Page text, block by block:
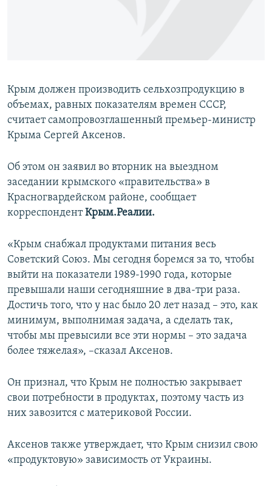
Все сайты RFE/RL
Крым должен производить сельхозпродукцию в
объемах, равных показателям времен СССР,
считает самопровозглашенный премьер-министр
Крыма Сергей Аксенов.
Об этом он заявил во вторник на выездном
заседании крымского «правительства» в
Красногвардейском районе, сообщает
корреспондентКрым.Реалии.
«Крым снабжал продуктами питания весь
Советский Союз. Мы сегодня боремся за то, чтобы
выйти на показатели 1989-1990 года, которые
превышали наши сегодняшние в два-три раза.
Достичь того, что у нас было 20 лет назад – это, как
минимум, выполнимая задача, а сделать так,
чтобы мы превысили все эти нормы – это задача
более тяжелая», –сказал Аксенов.
Он признал, что Крым не полностью закрывает
свои потребности в продуктах, поэтому часть из
них завозится с материковой России.
Аксенов также утверждает, что Крым снизил свою
«продуктовую» зависимость от Украины.